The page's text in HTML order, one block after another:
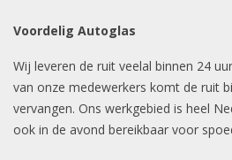
Voordelig Autoglas
Wij leveren de ruit veelal binnen 24
van onze medewerkers komt de ruit
vervangen. Ons werkgebied is heel
ook in de avond bereikbaar voor